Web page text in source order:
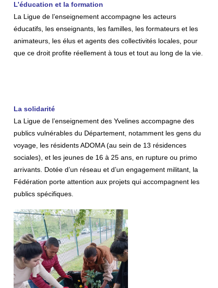
L’éducation et la formation
La Ligue de l’enseignement accompagne les acteurs
éducatifs, les enseignants, les familles, les formateurs et les
animateurs, les élus et agents des collectivités locales, pour
que ce droit profite réellement à tous et tout au long de la vie.
La solidarité
La Ligue de l’enseignement des Yvelines accompagne des
publics vulnérables du Département, notamment les gens du
voyage, les résidents ADOMA (au sein de 13 résidences
sociales), et les jeunes de 16 à 25 ans, en rupture ou primo
arrivants. Dotée d’un réseau et d’un engagement militant, la
Fédération porte attention aux projets qui accompagnent les
publics spécifiques.